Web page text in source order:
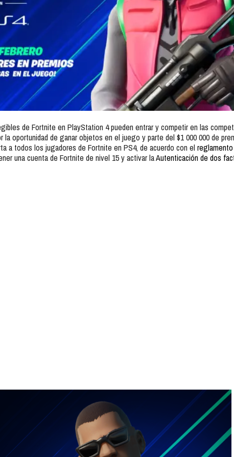
de Fortnite en PlayStation 4 pueden entrar y competir en las
oportunidad de ganar objetos en el juego y parte del $1 000 000 de
a todos los jugadores de Fortnite en PS4, de acuerdo con el
una cuenta de Fortnite de nivel 15 y activar laAutenticación de dos